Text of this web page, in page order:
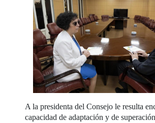
A la presidenta del Consejo le resulta
capacidad de adaptación y de